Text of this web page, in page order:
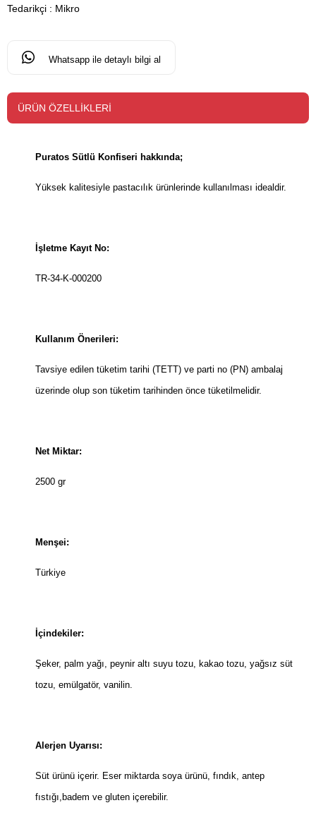
Tedarikçi : Mikro
Whatsapp ile detaylı bilgi al
ÜRÜN ÖZELLIKLERI
Puratos Sütlü Konfiseri hakkında;
Yüksek kalitesiyle pastacılık ürünlerinde kullanılması idealdir.
İşletme Kayıt No:
TR-34-K-000200
Kullanım Önerileri:
Tavsiye edilen tüketim tarihi (TETT) ve parti no (PN) ambalaj
üzerinde olup son tüketim tarihinden önce tüketilmelidir.
Net Miktar:
2500 gr
Menşei:
Türkiye
İçindekiler:
Şeker, palm yağı, peynir altı suyu tozu, kakao tozu, yağsız süt
tozu, emülgatör, vanilin.
Alerjen Uyarısı:
Süt ürünü içerir. Eser miktarda soya ürünü, fındık, antep
fıstığı,badem ve gluten içerebilir.